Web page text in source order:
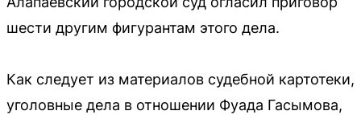
шести другим фигурантам этого дела.
Как следует из материалов судебной картотеки,
уголовные дела в отношении Фуада Гасымова,